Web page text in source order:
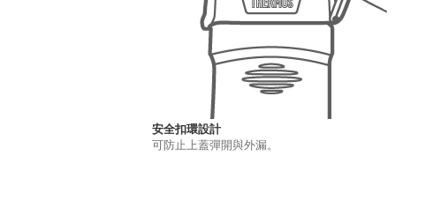
安全扣環設計
可防止上蓋彈開與外漏。